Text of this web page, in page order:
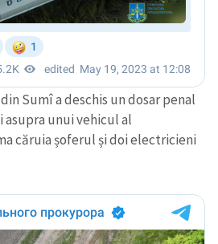
Sumî a deschis un dosar penal
unui vehicul al
căruia șoferul și doi electricieni